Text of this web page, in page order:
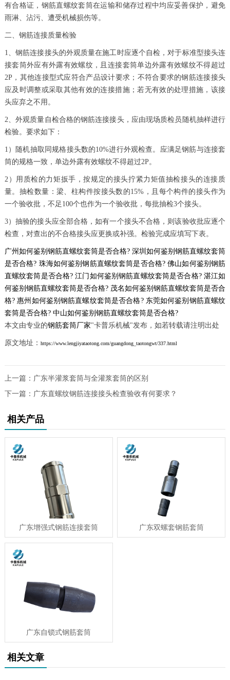
有合格证，钢筋直螺纹套筒在运输和储存过程中均应妥善保护，避免
雨淋、沾污、遭受机械损伤等。
二、钢筋连接质量检验
1、钢筋连接接头的外观质量在施工时应逐个自检，对于标准型接头连
接套筒外应有外露有效螺纹，且连接套筒单边外露有效螺纹不得超过
2P，其他连接型式应符合产品设计要求；不符合要求的钢筋连接接头
应及时调整或采取其他有效的连接措施；若无有效的处理措施，该接
头应弃之不用。
2、外观质量自检合格的钢筋连接接头，应由现场质检员随机抽样进行
检验。要求如下：
1）随机抽取同规格接头数的10%进行外观检查。应满足钢筋与连接套
筒的规格一致，单边外露有效螺纹不得超过2P。
2）用质检的力矩扳手，按规定的接头拧紧力矩值抽检接头的连接质
量。抽检数量：梁、柱构件按接头数的15%，且每个构件的接头作为
一个验收批，不足100个也作为一个验收批，每批抽检3个接头。
3）抽验的接头应全部合格，如有一个接头不合格，则该验收批应逐个
检查，对查出的不合格接头应更换或补强。检验完成应填写下表。
广州如何鉴别钢筋直螺纹套筒是否合格? 深圳如何鉴别钢筋直螺纹套筒
是否合格? 珠海如何鉴别钢筋直螺纹套筒是否合格? 佛山如何鉴别钢筋
直螺纹套筒是否合格? 江门如何鉴别钢筋直螺纹套筒是否合格? 湛江如
何鉴别钢筋直螺纹套筒是否合格? 茂名如何鉴别钢筋直螺纹套筒是否合
格? 惠州如何鉴别钢筋直螺纹套筒是否合格? 东莞如何鉴别钢筋直螺纹
套筒是否合格? 中山如何鉴别钢筋直螺纹套筒是否合格?
本文由专业的钢筋套筒厂家"卡普乐机械"发布，如若转载请注明出处
原文地址： https://www.lengjiyataotong.com/guangdong_taotongwt/337.html
上一篇： 广东半灌浆套筒与全灌浆套筒的区别
下一篇： 广东直螺纹钢筋连接接头检查验收有何要求？
相关产品
广东增强式钢筋连接套筒 广东双螺套钢筋套筒
广东自锁式钢筋套筒
相关文章